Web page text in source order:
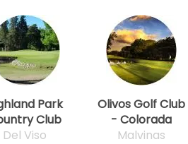
Park
Club
Del Viso
Olivos Golf Club
- Colorada
Malvinas